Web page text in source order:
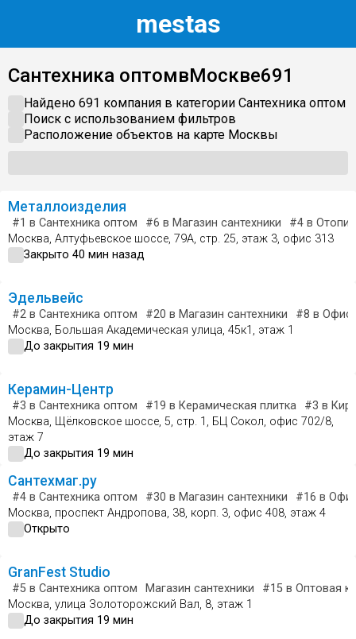
mestas
Сантехника оптомвМоскве691
Найдено 691 компания в категории Сантехника оптом
Поиск с использованием фильтров
Расположение объектов на карте Москвы
Металлоизделия
#1 в Сантехника оптом #6 в Магазин сантехники #4 в
Москва, Алтуфьевское шоссе, 79А, стр. 25, этаж 3, офис 313
Закрыто 40 мин назад
Эдельвейс
#2 в Сантехника оптом #20 в Магазин сантехники #8 в Офис
Москва, Большая Академическая улица, 45к1, этаж 1
До закрытия 19 мин
Керамин-Центр
#3 в Сантехника оптом #19 в Керамическая плитка #3 в
Москва, Щёлковское шоссе, 5, стр. 1, БЦ Сокол, офис 702/8,
этаж 7
До закрытия 19 мин
Сантехмаг.ру
#4 в Сантехника оптом #30 в Магазин сантехники #16 в
Москва, проспект Андропова, 38, корп. 3, офис 408, этаж 4
Открыто
GranFest Studio
#5 в Сантехника оптом Магазин сантехники #15 в Оптовая
Москва, улица Золоторожский Вал, 8, этаж 1
До закрытия 19 мин